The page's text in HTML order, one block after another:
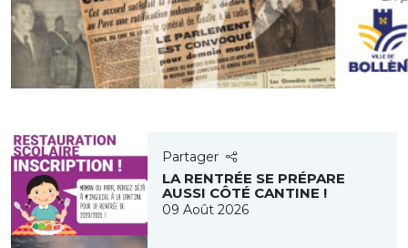
Partager
LA RENTRÉE SE PRÉPARE
AUSSI CÔTÉ CANTINE !
09 Août 2026